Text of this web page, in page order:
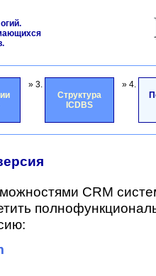
» 3.
Структура
ICDBS
» 4.
CRM